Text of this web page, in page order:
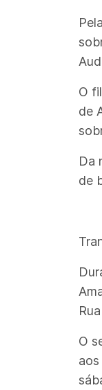
O
de
Da
de
O